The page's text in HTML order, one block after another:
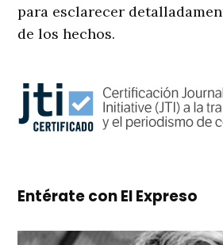
para esclarecer
de los hechos.
Entérate con El Expreso